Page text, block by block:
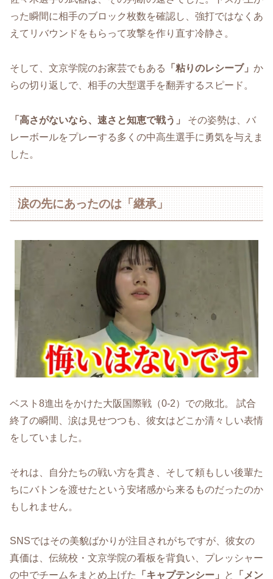
った瞬間に相手のブロック枚数を確認し、強打ではなくあ
えてリバウンドをもらって攻撃を作り直す冷静さ。
そして、文京学院のお家芸でもある 「粘りのレシーブ」 か
らの切り返しで、相手の大型選手を翻弄するスピード。
「高さがないなら、速さと知恵で戦う」
その姿勢は、バ
レーボールをプレーする多くの中高生選手に勇気を与えま
した。
涙の先にあったのは「継承」
ベスト8進出をかけた大阪国際戦（0-2）での敗北。 試合
終了の瞬間、涙は見せつつも、彼女はどこか清々しい表情
をしていました。
それは、自分たちの戦い方を貫き、そして頼もしい後輩た
ちにバトンを渡せたという安堵感から来るものだったのか
もしれません。
SNSではその美貌ばかりが注目されがちですが、彼女の
真価は、伝統校・文京学院の看板を背負い、プレッシャー
の中でチームをまとめ上げた
「キャプテンシー」 と 「メン